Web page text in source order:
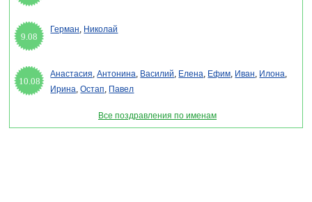
9.08
Герман, Николай
10.08
Анастасия,Антонина, Василий, Елена, Ефим, Иван, Илона,
Ирина,Остап, Павел
Все поздравления по именам